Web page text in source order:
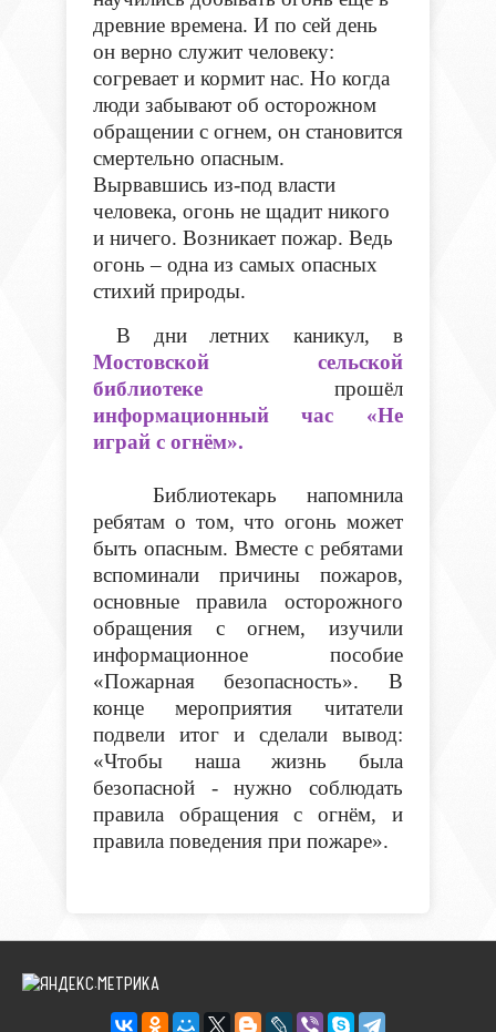
древние времена. И по сей день
он верно служит человеку:
согревает и кормит нас. Но когда
люди забывают об осторожном
обращении с огнем, он становится
смертельно опасным.
Вырвавшись из-под власти
человека, огонь не щадит никого
и ничего. Возникает пожар. Ведь
огонь – одна из самых опасных
стихий природы.
В дни летних каникул, в
Мостовской сельской
библиотекепрошёл
информационный час «Не
играй с огнём».
Библиотекарь напомнила
ребятам о том, что огонь может
быть опасным. Вместе с ребятами
вспоминали причины пожаров,
основные правила осторожного
обращения с огнем, изучили
информационное пособие
«Пожарная безопасность». В
конце мероприятия читатели
подвели итог и сделали вывод:
«Чтобы наша жизнь была
безопасной - нужно соблюдать
правила обращения с огнём, и
правила поведения при пожаре».